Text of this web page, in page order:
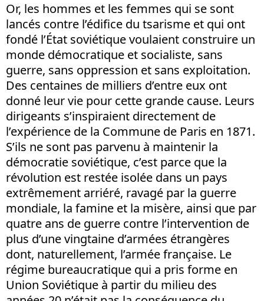
Or, les hommes et les femmes qui se sont
lancés contre l’édifice du tsarisme et qui ont
fondé l’État soviétique voulaient construire un
monde démocratique et socialiste, sans
guerre, sans oppression et sans exploitation.
Des centaines de milliers d’entre eux ont
donné leur vie pour cette grande cause. Leurs
dirigeants s’inspiraient directement de
l’expérience de la Commune de Paris en 1871.
S’ils ne sont pas parvenu à maintenir la
démocratie soviétique, c’est parce que la
révolution est restée isolée dans un pays
extrêmement arriéré, ravagé par la guerre
mondiale, la famine et la misère, ainsi que par
quatre ans de guerre contre l’intervention de
plus d’une vingtaine d’armées étrangères
dont, naturellement, l’armée française. Le
régime bureaucratique qui a pris forme en
Union Soviétique à partir du milieu des